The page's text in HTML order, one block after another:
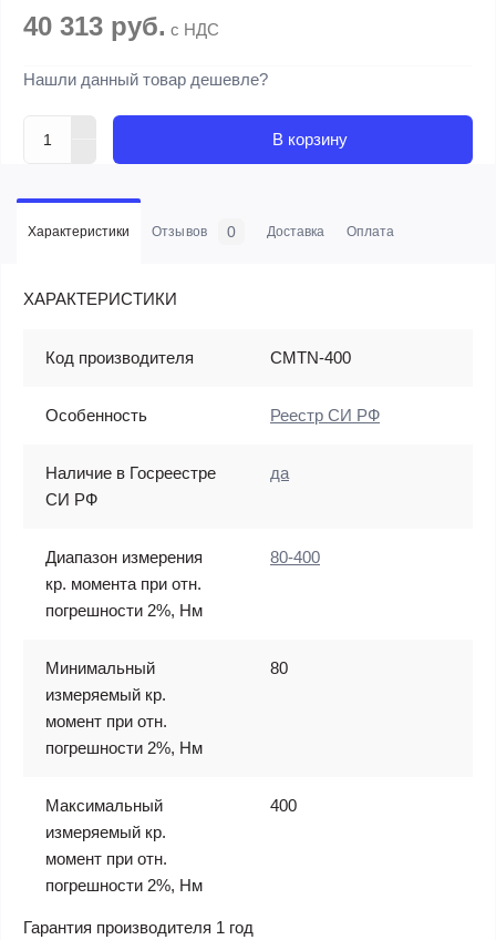
40 313 руб. с НДС
Нашли данный товар дешевле?
В корзину
Характеристики Отзывов 0 Доставка Оплата
ХАРАКТЕРИСТИКИ
Код производителя CMTN-400
Особенность Реестр СИ РФ
Наличие в Госреестре
СИ РФ
да
Диапазон измерения
кр. момента при отн.
погрешности 2%, Нм
80-400
Минимальный
измеряемый кр.
момент при отн.
погрешности 2%, Нм
80
Максимальный
измеряемый кр.
момент при отн.
погрешности 2%, Нм
400
Гарантия производителя 1 год